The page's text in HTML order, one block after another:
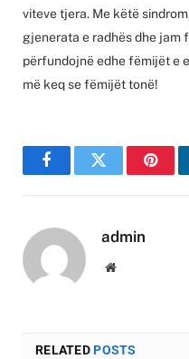
viteve tjera. Me këtë
gjenerata e radhës dhe jam
përfundojnë edhe fëmijët e
më keq se fëmijët tonë!
FacebookTwitter
admin
Website
RELATEDPOSTS